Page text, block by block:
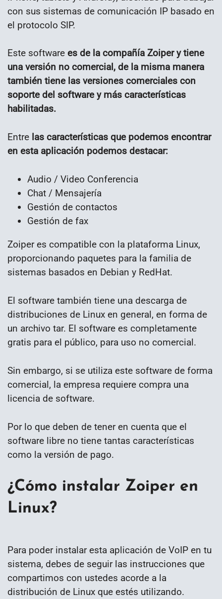
con sus sistemas de comunicación IP basado en
el protocolo SIP.
Este software es de la compañía Zoiper y tiene
una versión no comercial, de la misma manera
también tiene las versiones comerciales con
soporte del software y más características
habilitadas.
Entre las características que podemos encontrar
en esta aplicación podemos destacar:
Audio / Video Conferencia
Chat / Mensajería
Gestión de contactos
Gestión de fax
Zoiper es compatible con la plataforma Linux,
proporcionando paquetes para la familia de
sistemas basados en Debian y RedHat.
El software también tiene una descarga de
distribuciones de Linux en general, en forma de
un archivo tar. El software es completamente
gratis para el público, para uso no comercial.
Sin embargo, si se utiliza este software de forma
comercial, la empresa requiere compra una
licencia de software.
Por lo que deben de tener en cuenta que el
software libre no tiene tantas características
como la versión de pago.
¿Cómo instalar Zoiper en
Linux?
Para poder instalar esta aplicación de VoIP en tu
sistema, debes de seguir las instrucciones que
compartimos con ustedes acorde a la
distribución de Linux que estés utilizando.